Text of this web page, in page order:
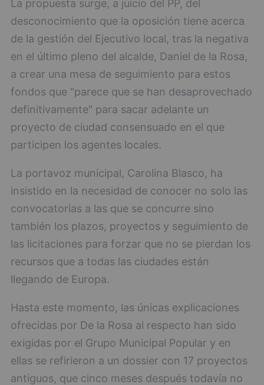
La propuesta surge, a juicio del PP, del
desconocimiento que la oposición tiene acerca
de la gestión del Ejecutivo local, tras la negativa
en el último pleno del alcalde, Daniel de la Rosa,
a crear una mesa de seguimiento para estos
fondos que "parece que se han desaprovechado
definitivamente" para sacar adelante un
proyecto de ciudad consensuado en el que
participen los agentes locales.
La portavoz municipal, Carolina Blasco, ha
insistido en la necesidad de conocer no solo las
convocatorias a las que se concurre sino
también los plazos, proyectos y seguimiento de
las licitaciones para forzar que no se pierdan los
recursos que a todas las ciudades están
llegando de Europa.
Hasta este momento, las únicas explicaciones
ofrecidas por De la Rosa al respecto han sido
exigidas por el Grupo Municipal Popular y en
ellas se refirieron a un dossier con 17 proyectos
antiguos, que cinco meses después todavía no